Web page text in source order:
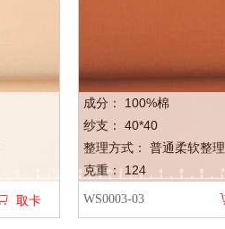
取卡
成分： 100%棉
纱支： 40*40
整理方式： 普通柔软整理
克重： 124
WS0003-03